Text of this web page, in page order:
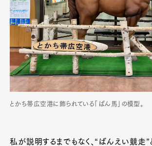
とかち帯広空港に飾られている「ばん馬」の模型。
私が説明するまでもなく、“ばんえい競走